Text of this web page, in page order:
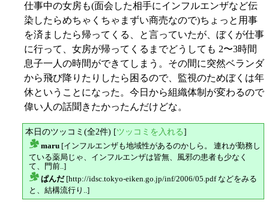
仕事中の女房も(面会した相手にインフルエンザなど伝
染したらめちゃくちゃまずい商売なので)ちょっと用事
を済ましたら帰ってくる、と言っていたが、ぼくが仕事
に行って、女房が帰ってくるまでどうしても 2〜3時間
息子一人の時間ができてしまう。その間に突然ベランダ
から飛び降りたりしたら困るので、監視のためぼくは年
休ということになった。今日から組織体制が変わるので
偉い人の話聞きたかったんだけどな。
本日のツッコミ(全2件) [ツッコミを入れる]
maru [インフルエンザも地域性があるのかしら。 連れが勤務し
ている薬局じゃ、インフルエンザは皆無、風邪の患者も少なく
て、門前..]
ぱんだ[http://idsc.tokyo-eiken.go.jp/inf/2006/05.pdf などをみる
と、結構流行り..]